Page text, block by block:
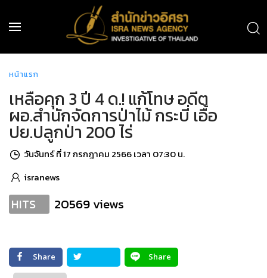
หน้าแรก
เหลือคุก 3 ปี 4 ด.! แก้โทษ อดีต
ผอ.สำนักจัดการป่าไม้ กระบี่ เอื้อ
ปย.ปลูกป่า 200 ไร่
วันจันทร์ ที่ 17 กรกฎาคม 2566 เวลา 07:30 น.
isranews
HITS 20569 views
Share
Share